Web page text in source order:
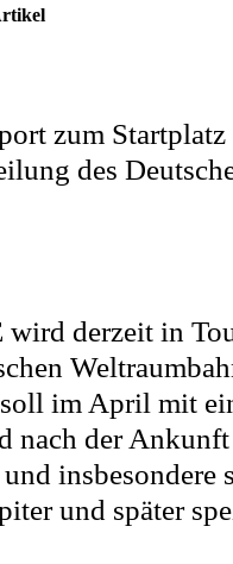
zum Startplatz
des
wird derzeit in
im April mit
nach der
insbesondere
und später